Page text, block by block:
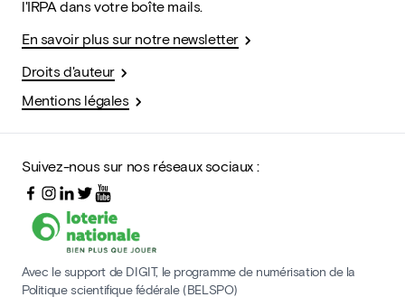
l'IRPA dans votre boîte mails.
En savoir plus sur notre newsletter
Droits d'auteur
Mentions légales
Suivez-nous sur nos réseaux sociaux :
Avec le support de DIGIT, le programme de numérisation de la
Politique scientifique fédérale (BELSPO)